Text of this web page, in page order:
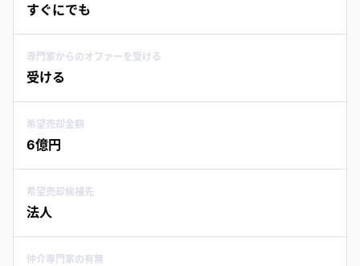
すぐにでも
専門家からのオファーを受ける
受ける
希望売却金額
6億円
希望売却候補先
法人
仲介専門家の有無